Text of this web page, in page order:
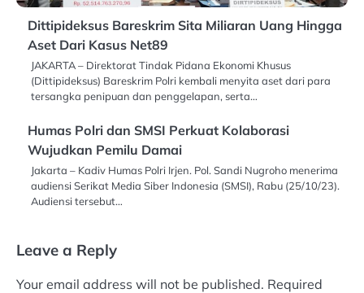
Dittipideksus Bareskrim Sita Miliaran Uang Hingga
Aset Dari Kasus Net89
JAKARTA – Direktorat Tindak Pidana Ekonomi Khusus
(Dittipideksus) Bareskrim Polri kembali menyita aset dari para
tersangka penipuan dan penggelapan, serta…
Humas Polri dan SMSI Perkuat Kolaborasi
Wujudkan Pemilu Damai
Jakarta – Kadiv Humas Polri Irjen. Pol. Sandi Nugroho menerima
audiensi Serikat Media Siber Indonesia (SMSI), Rabu (25/10/23).
Audiensi tersebut…
Leave a Reply
Your email address will not be published. Required